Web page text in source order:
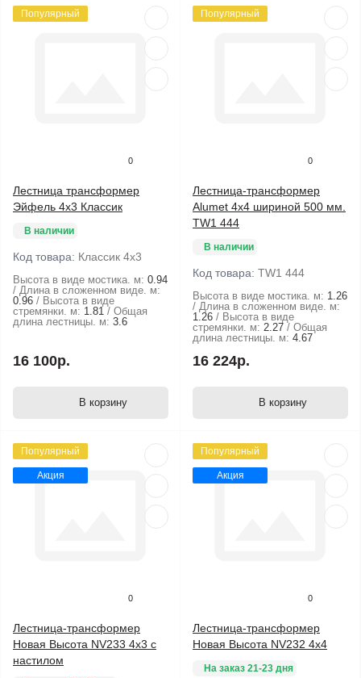
Популярный
0
Лестница трансформер
Эйфель 4х3 Классик
В наличии
Код товара: Классик 4х3
Высота в виде мостика. м: 0.94
Длина в сложенном виде. м:
0.96
Высота в виде
стремянки. м: 1.81
Общая
длина лестницы. м: 3.6
16 100р.
В корзину
Популярный
0
Лестница-трансформер
Alumet 4х4 шириной 500 мм.
TW1 444
В наличии
Код товара: TW1 444
Высота в виде мостика. м: 1.26
Длина в сложенном виде. м:
1.26
Высота в виде
стремянки. м: 2.27
Общая
длина лестницы. м: 4.67
16 224р.
В корзину
Популярный
Акция
0
Лестница-трансформер
Новая Высота NV233 4x3 с
настилом
Популярный
Акция
0
Лестница-трансформер
Новая Высота NV232 4x4
На заказ 21-23 дня